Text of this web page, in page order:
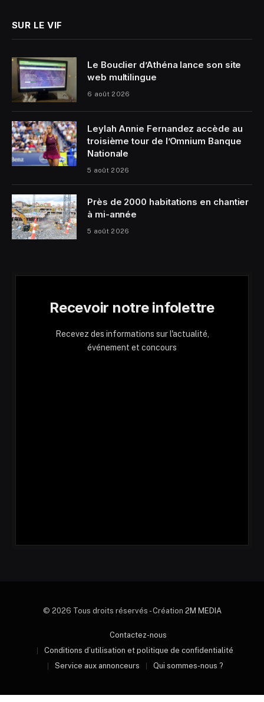
SUR LE VIF
Le Bouclier d’Athéna lance son site
web multilingue
6 août 2026
Leylah Annie Fernandez accède au
troisième tour de l’Omnium Banque
Nationale
5 août 2026
Près de 2000 habitations en chantier
à mi-année
5 août 2026
Recevoir notre infolettre
Recevez des informations sur l'actualité,
événement et concours
© 2026 Tous droits réservés - Création 2M MEDIA
Contactez-nous
Conditions d’utilisation et politique de confidentialité
Service aux annonceurs
Qui sommes-nous ?